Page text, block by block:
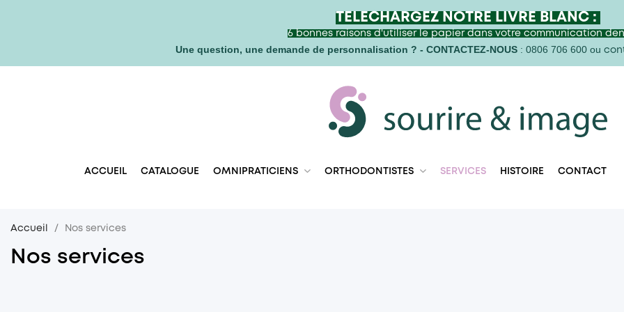
TELECHARGEZ NOTRE LIVRE BLANC :
6 bonnes raisons d'utiliser le papier dans votre communication
Une question, une demande de personnalisation ? - CONTACTEZ-NOUS: 0806 706 600 ou
ACCUEIL CATALOGUE OMNIPRATICIENS ORTHODONTISTES SERVICES HISTOIRE CONTACT
Accueil Nos services
Nos services